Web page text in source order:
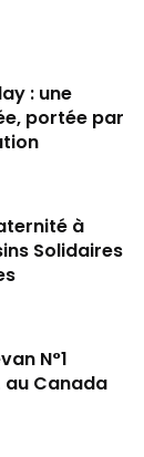
: une
portée par
à
Solidaires
N°1
au Canada